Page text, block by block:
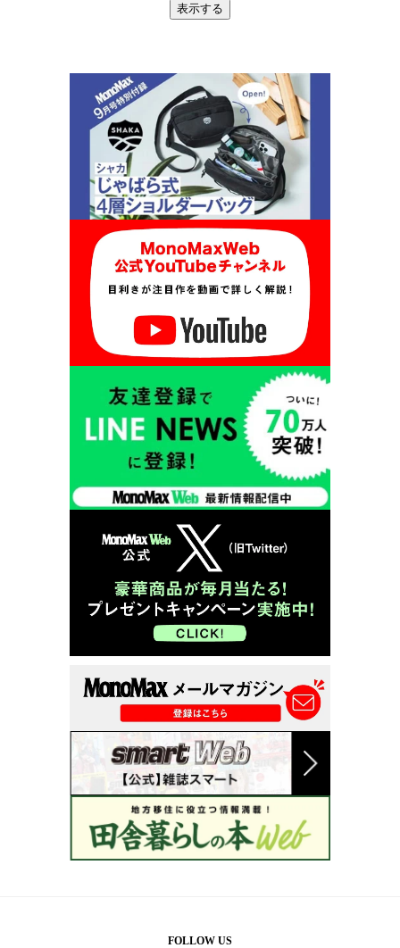
表示する
FOLLOW US